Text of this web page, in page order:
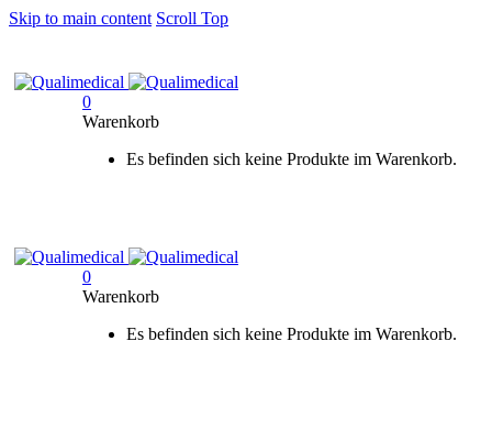
Skip to main content Scroll Top
0
Warenkorb
Es befinden sich keine Produkte im Warenkorb.
0
Warenkorb
Es befinden sich keine Produkte im Warenkorb.